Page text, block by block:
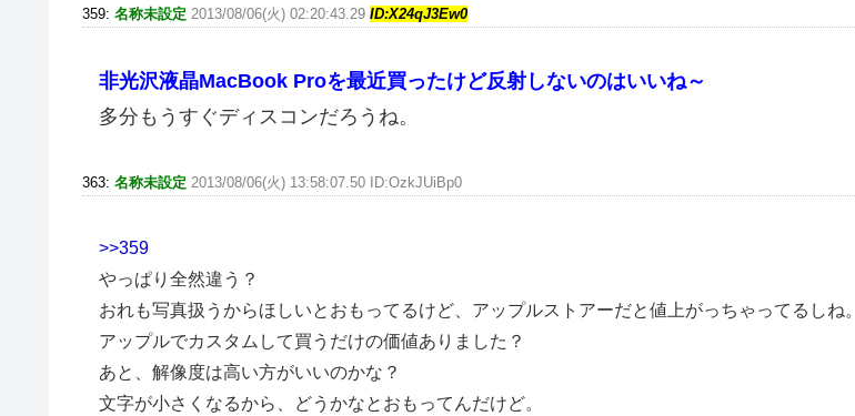
359: 名称未設定 2013/08/06(火) 02:20:43.29 ID:X24qJ3Ew0
非光沢液晶MacBook Proを最近買ったけど反射しないのはいいね～
多分もうすぐディスコンだろうね。
363: 名称未設定 2013/08/06(火) 13:58:07.50 ID:OzkJUiBp0
>>359
やっぱり全然違う？
おれも写真扱うからほしいとおもってるけど、アップルストアーだと値上がっちゃってるしね。
アップルでカスタムして買うだけの価値ありました？
あと、解像度は高い方がいいのかな？
文字が小さくなるから、どうかなとおもってんだけど。